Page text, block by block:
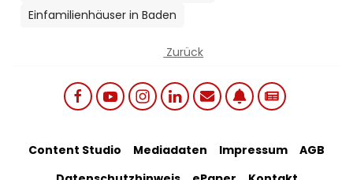
Einfamilienhäuser in Baden
Zurück
Social links menu
Footer Bottom Menu
Content Studio Mediadaten Impressum
AGB